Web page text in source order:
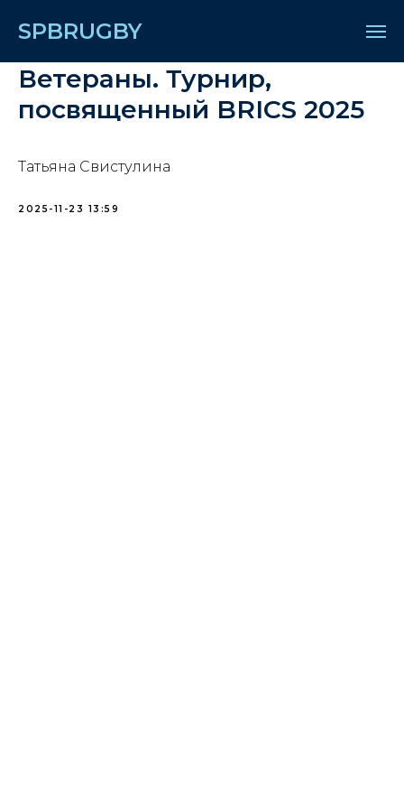
SPBRUGBY
Ветераны. Турнир,
посвященный BRICS 2025
Татьяна Свистулина
2025-11-23 13:59